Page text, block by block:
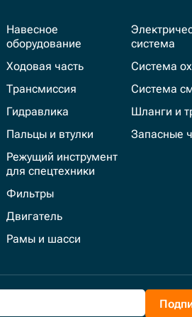
Навесное
оборудование
Ходовая часть
Трансмиссия
Гидравлика
Пальцы и втулки
Режущий инструмент
для спецтехники
Фильтры
Двигатель
Рамы и шасси
система
Система
Система
Шланги и
Запасные